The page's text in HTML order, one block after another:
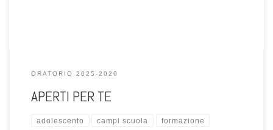
ORATORIO 2025-2026
APERTI PER TE
adolescento campi scuola formazione